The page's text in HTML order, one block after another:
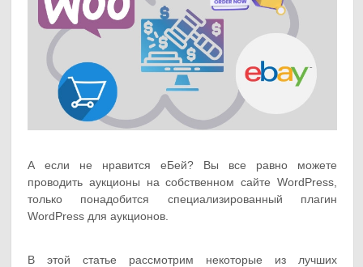
А если не нравится еБей? Вы все равно можете
проводить аукционы на собственном сайте WordPress,
только понадобится специализированный плагин
WordPress для аукционов.
В этой статье рассмотрим некоторые из лучших